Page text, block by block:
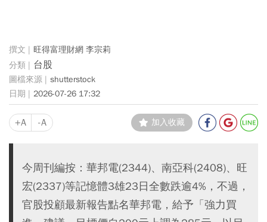
旺得富理財網 李宗莉
台股
shutterstock
2026-07-26 17:32
+A -A 加入收藏
今周刊編按：華邦電(2344)、南亞科(2408)、旺
宏(2337)等記憶體3雄23日全數跌逾4%，不過，
官股投顧最新報告點名華邦電，給予「強力買